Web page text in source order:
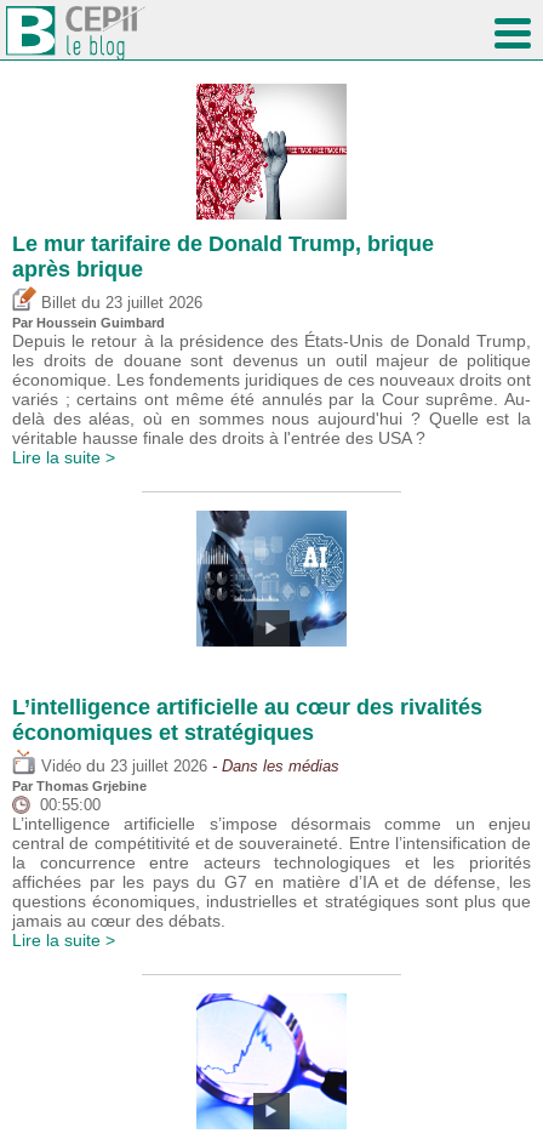
Le mur tarifaire de Donald Trump, brique
après brique
Billet du 23 juillet 2026
Par Houssein Guimbard
Depuis le retour à la présidence des États-Unis de Donald Trump,
les droits de douane sont devenus un outil majeur de politique
économique. Les fondements juridiques de ces nouveaux droits ont
variés ; certains ont même été annulés par la Cour suprême. Au-
delà des aléas, où en sommes nous aujourd'hui ? Quelle est la
véritable hausse finale des droits à l'entrée des USA ?
Lire la suite >
L’intelligence artificielle au cœur des rivalités
économiques et stratégiques
Vidéo du 23 juillet 2026 - Dans les médias
Par Thomas Grjebine
00:55:00
L’intelligence artificielle s’impose désormais comme un enjeu
central de compétitivité et de souveraineté. Entre l’intensification de
la concurrence entre acteurs technologiques et les priorités
affichées par les pays du G7 en matière d’IA et de défense, les
questions économiques, industrielles et stratégiques sont plus que
jamais au cœur des débats.
Lire la suite >